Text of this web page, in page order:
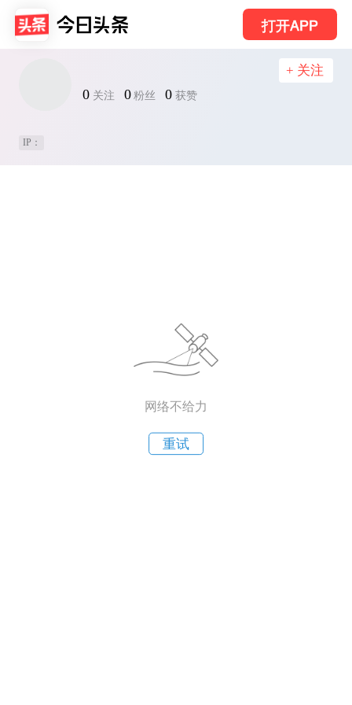
打开APP
0 关注 0 粉丝 0 获赞
+ 关注
IP：
网络不给力
重试